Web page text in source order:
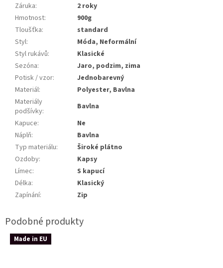
Záruka:
2 roky
Hmotnost:
900g
Tloušťka:
standard
Styl:
Móda, Neformální
Styl rukávů:
Klasické
Sezóna:
Jaro, podzim, zima
Potisk / vzor:
Jednobarevný
Materiál:
Polyester, Bavlna
Materiály
podšívky:
Bavlna
Kapuce:
Ne
Náplň:
Bavlna
Typ materiálu:
Široké plátno
Ozdoby:
Kapsy
Límec:
S kapucí
Délka:
Klasický
Zapínání: Zip
Made in EU